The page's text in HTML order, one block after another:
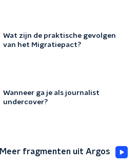
Wat zijn de praktische gevolgen
van het Migratiepact?
Wanneer ga je als journalist
undercover?
Meer fragmenten uit Argos